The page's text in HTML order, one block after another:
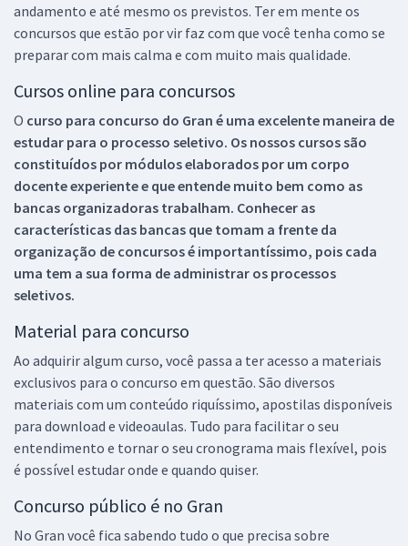
andamento e até mesmo os previstos. Ter em mente os
concursos que estão por vir faz com que você tenha como se
preparar com mais calma e com muito mais qualidade.
Cursos online para concursos
O curso para concurso do Gran é uma excelente maneira de
estudar para o processo seletivo. Os nossos cursos são
constituídos por módulos elaborados por um corpo
docente experiente e que entende muito bem como as
bancas organizadoras trabalham. Conhecer as
características das bancas que tomam a frente da
organização de concursos é importantíssimo, pois cada
uma tem a sua forma de administrar os processos
seletivos.
Material para concurso
Ao adquirir algum curso, você passa a ter acesso a materiais
exclusivos para o concurso em questão. São diversos
materiais com um conteúdo riquíssimo, apostilas disponíveis
para download e videoaulas. Tudo para facilitar o seu
entendimento e tornar o seu cronograma mais flexível, pois
é possível estudar onde e quando quiser.
Concurso público é no Gran
No Gran você fica sabendo tudo o que precisa sobre